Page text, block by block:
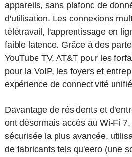
appareils, sans plafond de
d'utilisation. Les connexions
télétravail, l'apprentissage en
faible latence. Grâce à des
YouTube TV, AT&T pour les
pour la VoIP, les foyers et
expérience de connectivité
Davantage de résidents et
ont désormais accès au Wi-Fi
sécurisée la plus avancée,
de fabricants tels qu'eero (une